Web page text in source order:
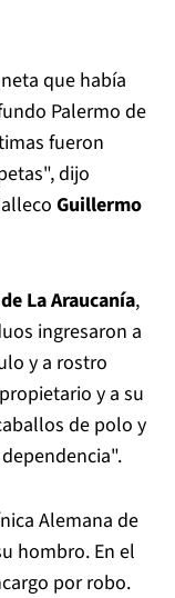
que había
Palermo de
fueron
dijo
Guillermo
La Araucanía,
ingresaron a
y a rostro
y a su
de polo y
Alemana de
hombro. En el
por robo.